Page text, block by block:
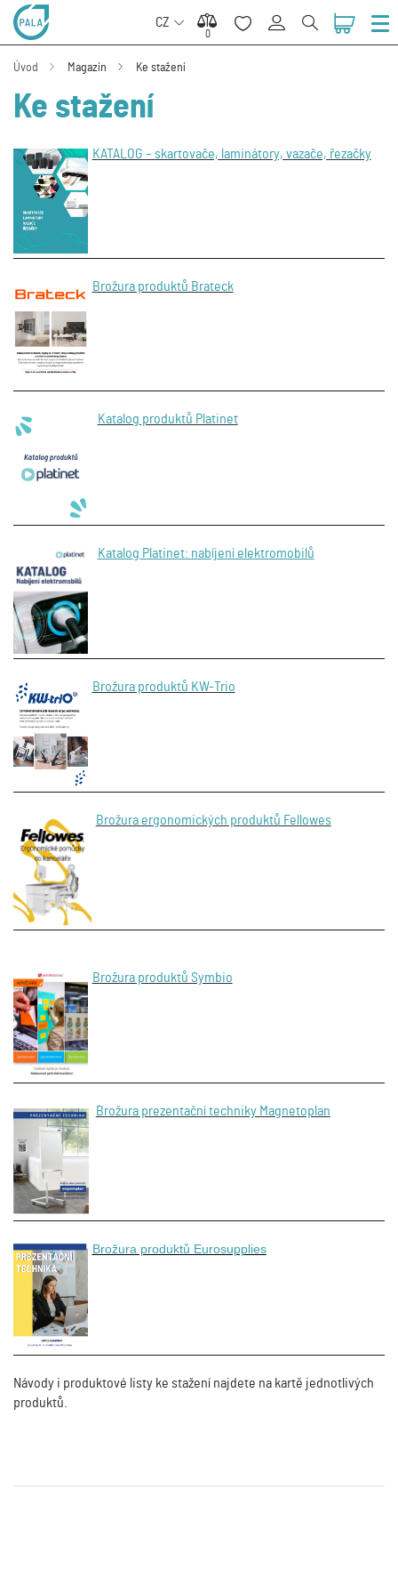
CZ
0
0
Úvod Magazín Ke stažení
Ke stažení
KATALOG – skartovače, laminátory, vazače, řezačky
Brožura produktů Brateck
Katalog produktů Platinet
Katalog Platinet: nabíjení elektromobilů
Brožura produktů KW-Trio
Brožura ergonomických produktů Fellowes
Brožura produktů Symbio
Brožura prezentační techniky Magnetoplan
Brožura produktů Eurosupplies
Návody i produktové listy ke stažení najdete na kartě jednotlivých
produktů.